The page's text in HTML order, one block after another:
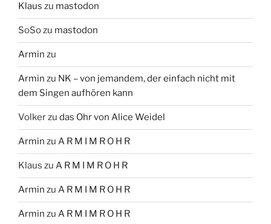
Klaus zu mastodon
SoSozu mastodon
Armin zu
Armin zu NK – von jemandem, der einfach nicht mit
dem Singen aufhören kann
Volkerzu das Ohr von Alice Weidel
Armin zu A R M I M R O H R
Klaus zu A R M I M R O H R
Armin zu A R M I M R O H R
Armin zu A R M I M R O H R